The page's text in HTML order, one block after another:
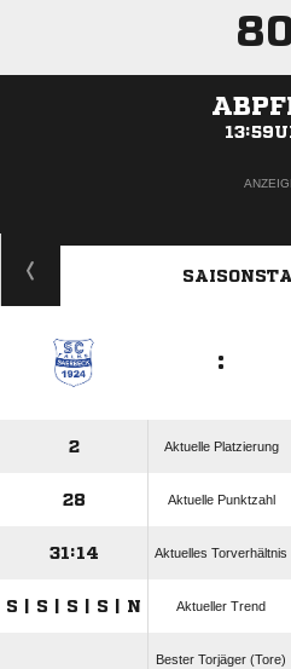
:
2 Aktuelle Platzierung
28 Aktuelle Punktzahl
31:14 Aktuelles Torverhältnis
S | S | S | S | N Aktueller Trend
Bester Torjäger (Tore)